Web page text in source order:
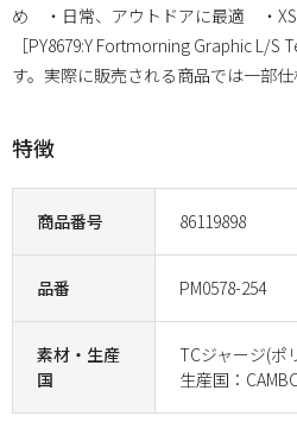
商品番号 86119898
品番 PM0578-254
素材・生産
国
TCジャージ(ポ
生産国：
め ・日常、アウトドアに最適 ・
［PY8679:Y Fortmorning Graphic
す。実際に販売される商品では一部
特徴